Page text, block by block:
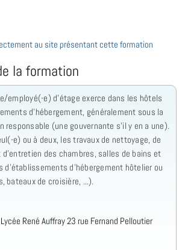
au site présentant cette formation
la formation
employé(-e) d’étage exerce dans les hôtels
d'hébergement, généralement sous la
responsable (une gouvernante s’il y en a une).
e) ou à deux, les travaux de nettoyage, de
d'entretien des chambres, salles de bains et
d'établissements d'hébergement hôtelier ou
bateaux de croisière, ...).
René Auffray 23 rue Fernand Pelloutier